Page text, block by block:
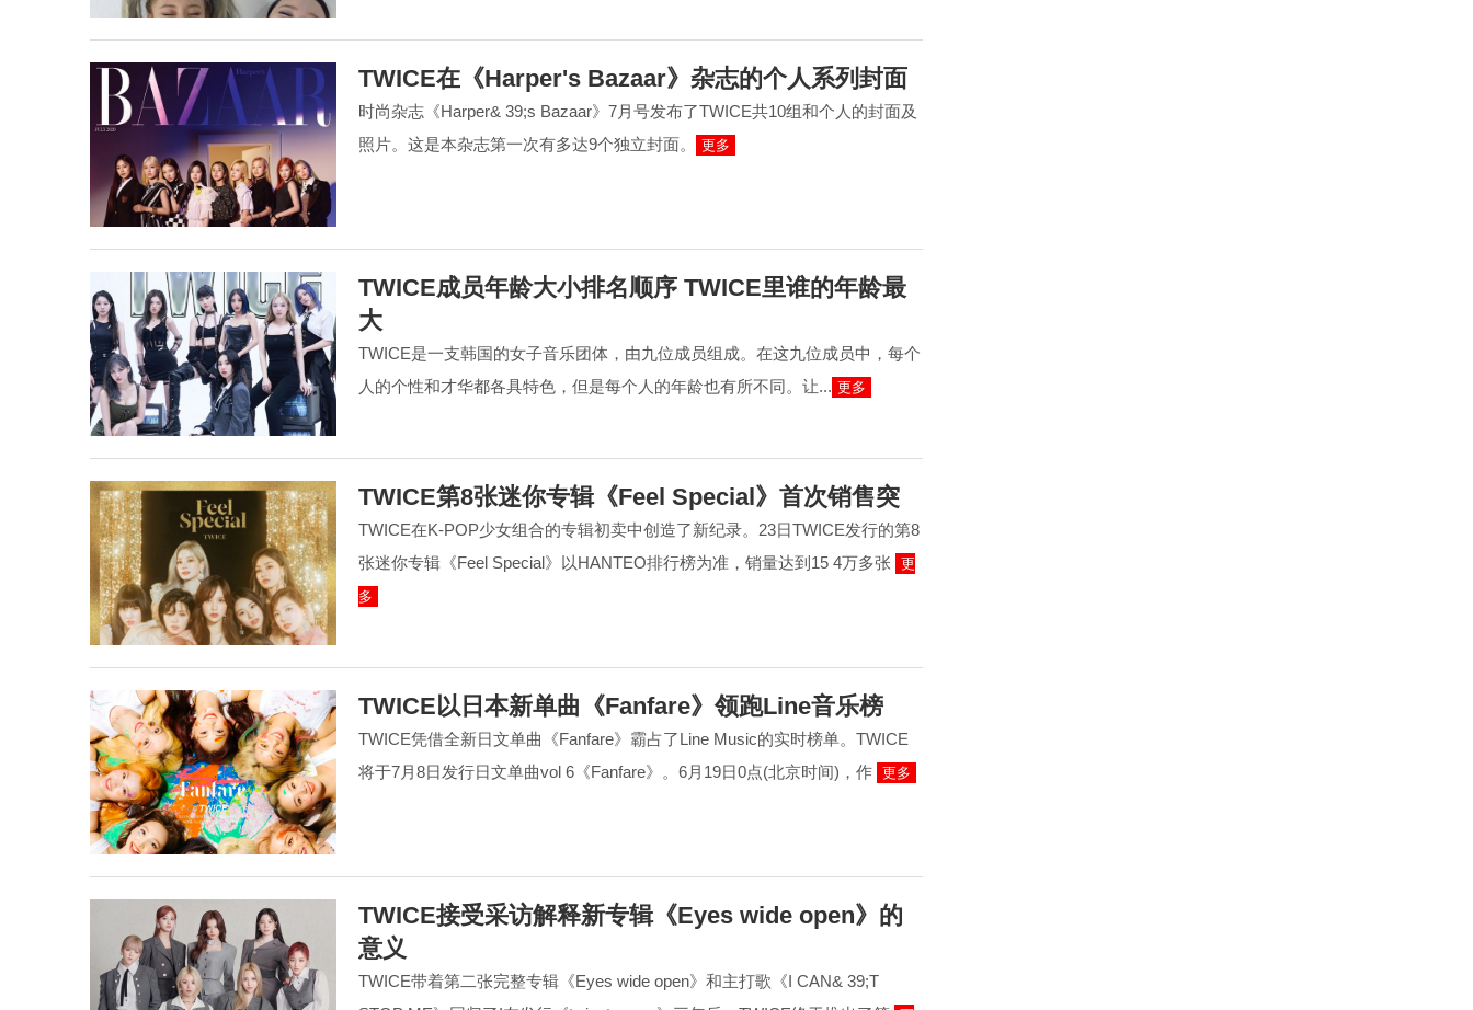
TWICE在《Harper's Bazaar》杂志的个人系列封面
时尚杂志《Harper& 39;s Bazaar》7月号发布了TWICE共10组和个人的封面及
照片。这是本杂志第一次有多达9个独立封面。
更多
TWICE成员年龄大小排名顺序 TWICE里谁的年龄最
大
TWICE是一支韩国的女子音乐团体，由九位成员组成。在这九位成员中，每个
人的个性和才华都各具特色，但是每个人的年龄也有所不同。让... 更多
TWICE第8张迷你专辑《Feel Special》首次销售突
TWICE在K-POP少女组合的专辑初卖中创造了新纪录。23日TWICE发行的第8
张迷你专辑《Feel Special》以HANTEO排行榜为准，销量达到15 4万多张 更
多
TWICE以日本新单曲《Fanfare》领跑Line音乐榜
TWICE凭借全新日文单曲《Fanfare》霸占了Line Music的实时榜单。TWICE
将于7月8日发行日文单曲vol 6《Fanfare》。6月19日0点(北京时间)，作 更多
TWICE接受采访解释新专辑《Eyes wide open》的
意义
TWICE带着第二张完整专辑《Eyes wide open》和主打歌《I CAN& 39;T